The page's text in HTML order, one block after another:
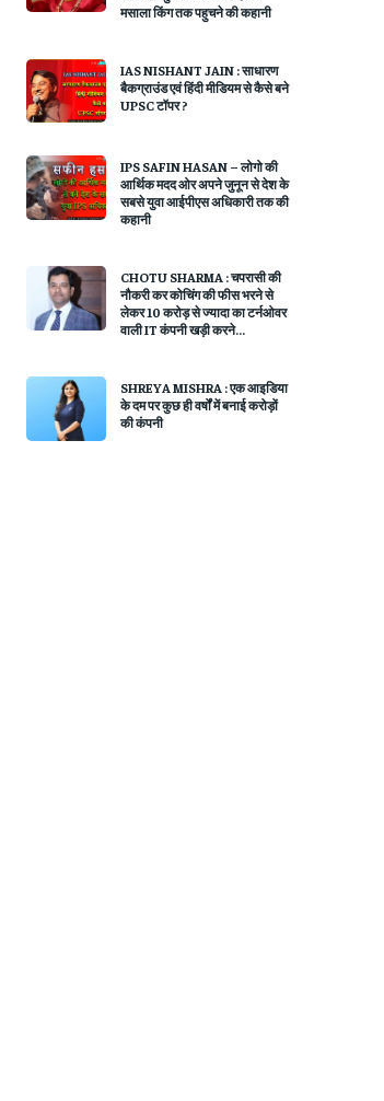
मसाला किंग तक पहुचने की कहानी
IAS NISHANT JAIN : साधारण
बैकग्राउंड एवं हिंदी मीडियम से कैसे बने
UPSC टॉपर ?
IPS SAFIN HASAN – लोगो की
आर्थिक मदद ओर अपने जुनून से देश के
सबसे युवा आईपीएस अधिकारी तक की
कहानी
CHOTU SHARMA : चपरासी की
नौकरी कर कोचिंग की फीस भरने से
लेकर 10 करोड़ से ज्यादा का टर्नओवर
वाली IT कंपनी खड़ी करने...
SHREYA MISHRA : एक आइडिया
के दम पर कुछ ही वर्षों में बनाई करोड़ों
की कंपनी